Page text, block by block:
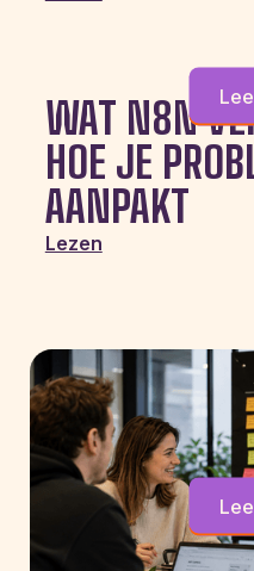
WAT N8N
HOE JE
AANPAKT
Lezen